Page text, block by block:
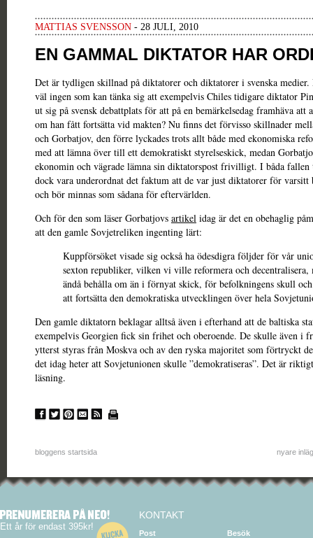
MATTIAS SVENSSON - 28 JULI, 2010
EN GAMMAL DIKTATOR HAR
Det är tydligen skillnad på diktatorer och diktatorer i svenska medier.
väl ingen som kan tänka sig att exempelvis Chiles tidigare diktator
ut sig på svensk debattplats för att på en bemärkelsedag framhäva
om han fått fortsätta vid makten? Nu finns det förvisso skillnader
och Gorbatjov, den förre lyckades trots allt både med ekonomiska
med att lämna över till ett demokratiskt styrelseskick, medan
ekonomin och vägrade lämna sin diktatorspost frivilligt. I båda fallen
dock vara underordnat det faktum att de var just diktatorer för varsitt
och bör minnas som sådana för eftervärlden.
Och för den som läser Gorbatjovs artikel idag är det en obehaglig
att den gamle Sovjetreliken ingenting lärt:
Kuppförsöket visade sig också ha ödesdigra följder för vår
sexton republiker, vilken vi ville reformera och decentralisera,
ändå behålla om än i förnyat skick, för befolkningens skull
att fortsätta den demokratiska utvecklingen över hela
Den gamle diktatorn beklagar alltså även i efterhand att de baltiska
exempelvis Georgien fick sin frihet och oberoende. De skulle även i
ytterst styras från Moskva och av den ryska majoritet som förtryckt
det idag heter att Sovjetunionen skulle ”demokratiseras”. Det är
läsning.
bloggens startsida nyare
Ett år för endast 395kr!
KONTAKT
Post
Besök